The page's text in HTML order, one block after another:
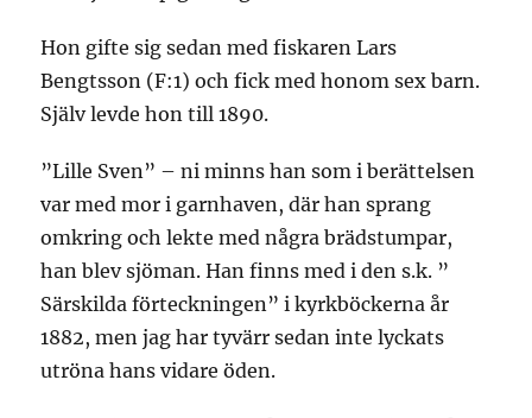
Hon gifte sig sedan med fiskaren Lars
Bengtsson (F:1) och fick med honom sex barn.
Själv levde hon till 1890.
”Lille Sven” – ni minns han som i berättelsen
var med mor i garnhaven, där han sprang
omkring och lekte med några brädstumpar,
han blev sjöman. Han finns med i den s.k. ”
Särskilda förteckningen” i kyrkböckerna år
1882, men jag har tyvärr sedan inte lyckats
utröna hans vidare öden.